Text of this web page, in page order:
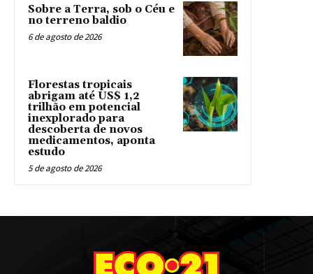
Sobre a Terra, sob o Céu e
no terreno baldio
6 de agosto de 2026
Florestas tropicais
abrigam até US$ 1,2
trilhão em potencial
inexplorado para
descoberta de novos
medicamentos, aponta
estudo
5 de agosto de 2026